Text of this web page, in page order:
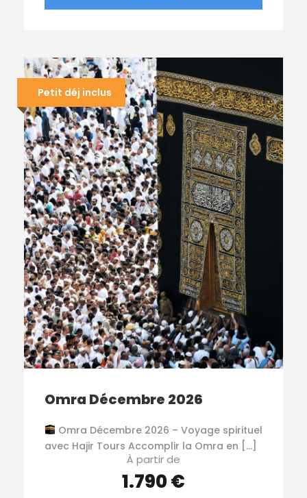
Petit déj inclus
Omra Décembre 2026
Omra Décembre 2026 – Voyage spirituel
avec Hajir Tours Accomplir la Omra en […]
À partir de
1.790 €